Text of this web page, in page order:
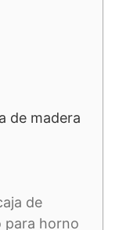
de madera
de
para horno